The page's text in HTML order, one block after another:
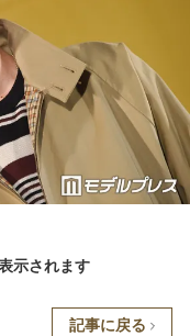
示されます
記事に戻る